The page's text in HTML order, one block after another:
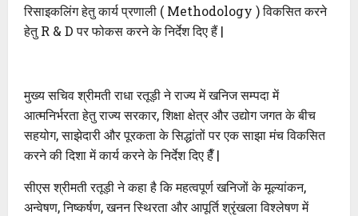
रिसाइकलिंग हेतु कार्य प्रणाली ( Methodology ) विकसित करने
हेतु R & D पर फोकस करने के निर्देश दिए हैं |
मुख्य सचिव श्रीमती राधा रतूड़ी ने राज्य में खनिज सम्पदा में
आत्मनिर्भरता हेतु राज्य सरकार, शिक्षा क्षेत्र और उद्योग जगत के बीच
सहयोग, साझेदारी और पूरकता के सिद्धांतों पर एक साझा मंच विकसित
करने की दिशा में कार्य करने के निर्देश दिए हैँ |
सीएस श्रीमती रतूड़ी ने कहा है कि महत्वपूर्ण खनिजों के मूल्यांकन,
अन्वेषण, निष्कर्षण, खनन स्थिरता और आपूर्ति श्रृंखला विश्लेषण में